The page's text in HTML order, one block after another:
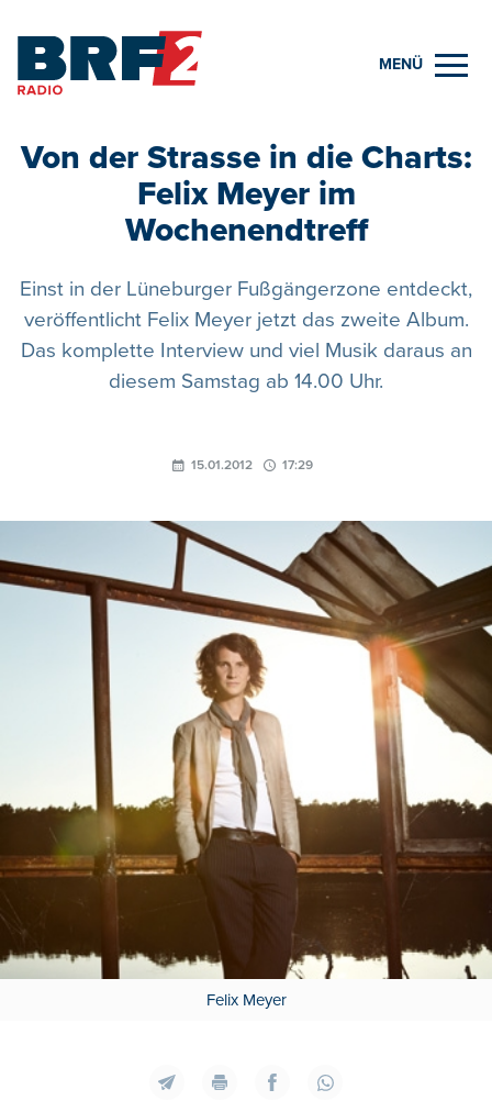
MENÜ
Von der Strasse in die Charts:
Felix Meyer im
Wochenendtreff
Einst in der Lüneburger Fußgängerzone entdeckt,
veröffentlicht Felix Meyer jetzt das zweite Album.
Das komplette Interview und viel Musik daraus an
diesem Samstag ab 14.00 Uhr.
15.01.2012 17:29
Felix Meyer